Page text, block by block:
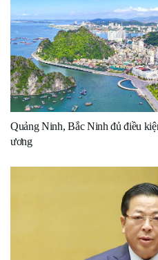
Quảng Ninh, Bắc Ninh đủ điều
ương